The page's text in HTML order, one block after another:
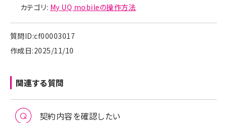
カテゴリ: My UQ mobileの操作方法
質問ID:cf00003017
作成日:2025/11/10
関連する質問
契約内容を確認したい